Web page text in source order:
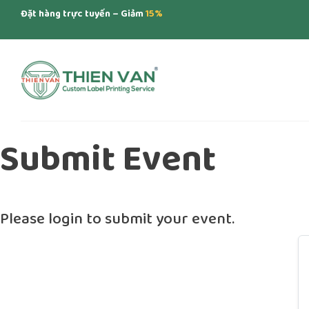
Đặt hàng trực tuyến – Giảm15%
Submit Event
Please login to submit your event.